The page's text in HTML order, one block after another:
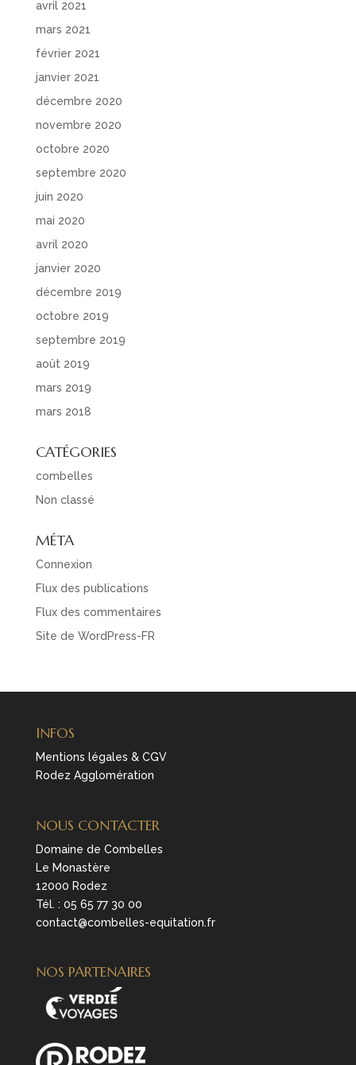
avril 2021
mars 2021
février 2021
janvier 2021
décembre 2020
novembre 2020
octobre 2020
septembre 2020
juin 2020
mai 2020
avril 2020
janvier 2020
décembre 2019
octobre 2019
septembre 2019
août 2019
mars 2019
mars 2018
CATÉGORIES
combelles
Non classé
MÉTA
Connexion
Flux des publications
Flux des commentaires
Site de WordPress-FR
INFOS
Mentions légales & CGV
Rodez Agglomération
NOUS CONTACTER
Domaine de Combelles
Le Monastère
12000 Rodez
Tél. : 05 65 77 30 00
contact@combelles-equitation.fr
NOS PARTENAIRES